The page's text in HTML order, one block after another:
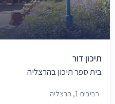
תיכון דור
בית ספר תיכון בהרצליה
רביבים 1, הרצליה